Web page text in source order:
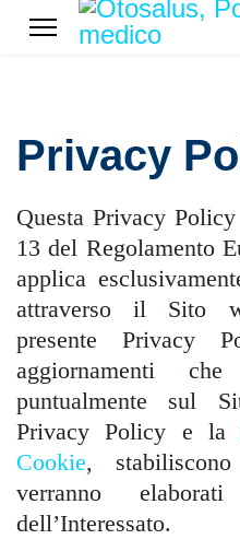
Privacy
Questa Privacy
13 del Regolamento
applica
attraverso il Sito
presente Privacy
aggiornamenti
puntualmente sul
Privacy Policy e
Cookie,
verranno
dell’Interessato.